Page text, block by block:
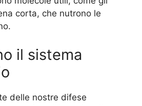
corta, che nutrono le
il sistema
delle nostre difese